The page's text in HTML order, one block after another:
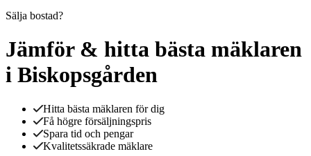
Sälja bostad?
Jämför & hitta bästa mäklaren
i Biskopsgården
Hitta bästa mäklaren för dig
Få högre försäljningspris
Spara tid och pengar
Kvalitetssäkrade mäklare